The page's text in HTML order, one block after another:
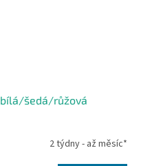
šedá/růžová
2 týdny - až měsíc*